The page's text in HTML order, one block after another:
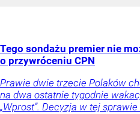
Tego sondażu premier nie
o przywróceniu CPN
Prawie dwie trzecie Polaków
na dwa ostatnie tygodnie
„Wprost”. Decyzja w tej